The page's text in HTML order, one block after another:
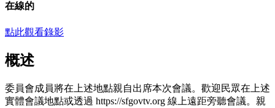
在線的
點此觀看錄影
概述
委員會成員將在上述地點親自出席本次會議。歡迎民眾在上述
實體會議地點或透過 https://sfgovtv.org 線上遠距旁聽會議。親